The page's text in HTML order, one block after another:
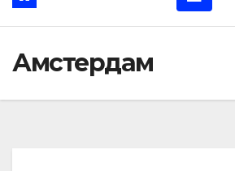
Амстердам